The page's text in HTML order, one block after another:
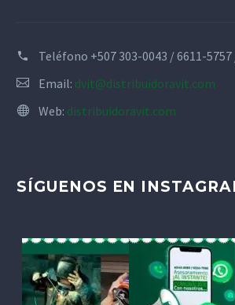
Teléfono +507 303-0043 / 6611-
Email: dvit@distribuidoravit.com
Web: distribuidoravit.com
SÍGUENOS EN